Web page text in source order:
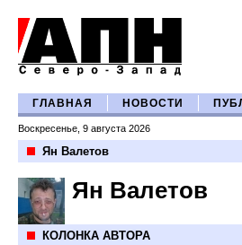
ГЛАВНАЯ НОВОСТИ
Воскресенье, 9 августа 2026
Ян Валетов
Ян Валетов
КОЛОНКА АВТОРА